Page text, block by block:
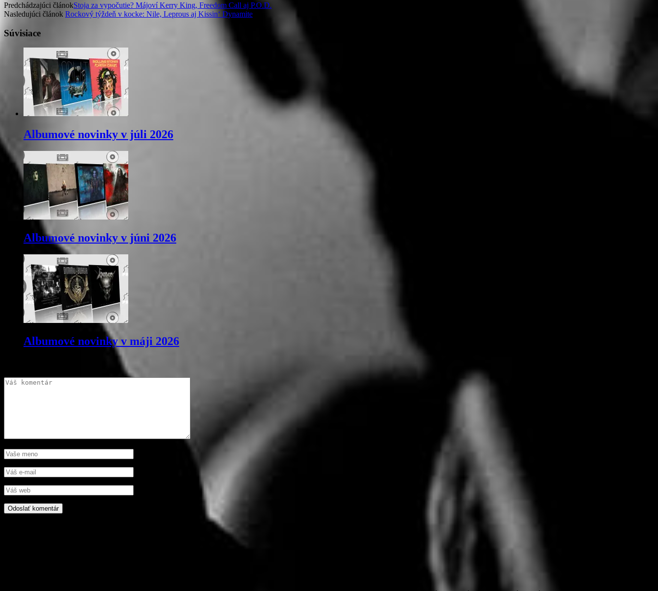
Predchádzajúci článokStoja za vypočutie? Májoví Kerry King, Freedom Call aj P.O.D.
Nasledujúci článok Rockový týždeň v kocke: Nile, Leprous aj Kissin‘ Dynamite
Súvisiace
Albumové novinky v júli 2026
Albumové novinky v júni 2026
Albumové novinky v máji 2026